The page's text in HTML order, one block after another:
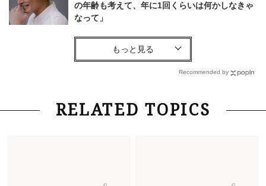
の年齢も考えて、年に1回くらいは何かしなきゃ
なって」
Lifestyle
「人間、役に立たなきゃ生きてちゃいかんか？」
Lifestyle 2026.8.6
26年夏の【開運アクション】は”ひと拭き”習
Recommended by
RELATED TOPICS